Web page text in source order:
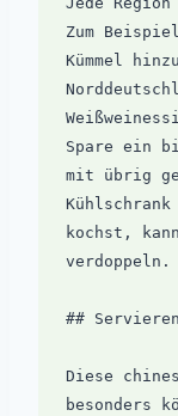
Zum
Kümmel
Spare ein
mit übrig
kochst,
verdoppeln.
##
Diese
besonders